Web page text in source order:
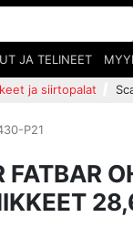
JA TELINEET
ja siirtopalat
P21
FATBAR